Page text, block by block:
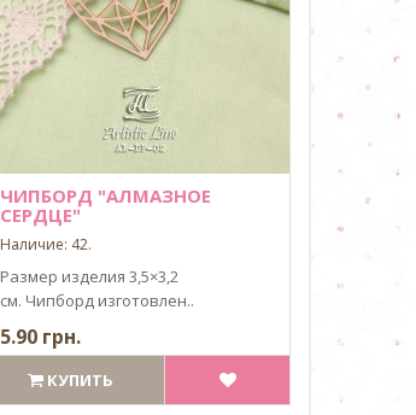
ЧИПБОРД "АЛМАЗНОЕ
СЕРДЦЕ"
Наличие: 42.
Размер изделия 3,5×3,2
см. Чипборд изготовлен..
5.90 грн.
КУПИТЬ